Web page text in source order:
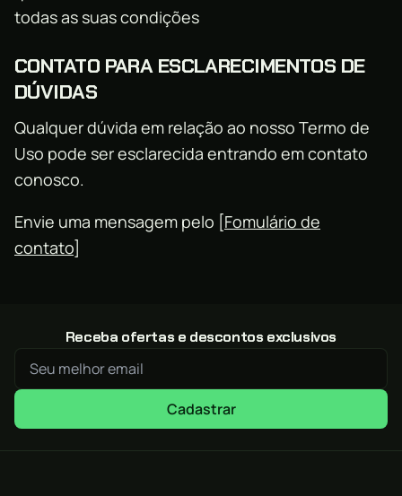
todas as suas condições
CONTATO PARA ESCLARECIMENTOS DE
DÚVIDAS
Qualquer dúvida em relação ao nosso Termo de
Uso pode ser esclarecida entrando em contato
conosco.
Envie uma mensagem pelo [Fomulário de
contato]
Receba ofertas e descontos exclusivos
Cadastrar